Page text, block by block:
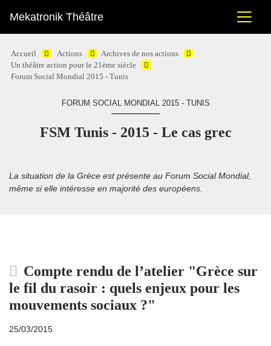
Mekatronik Théâtre
Accueil Actions
Archives de nos actions
Un théâtre action pour le 21ème siècle
Forum Social Mondial 2015 - Tunis
FORUM SOCIAL MONDIAL 2015 - TUNIS
FSM Tunis - 2015 - Le cas grec
La situation de la Grèce est présente au Forum Social Mondial,
même si elle intéresse en majorité des européens.
Compte rendu de l’atelier "Grèce sur
le fil du rasoir : quels enjeux pour les
mouvements sociaux ?"
25/03/2015